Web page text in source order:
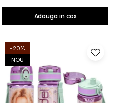
Adauga in cos
-20%
NOU